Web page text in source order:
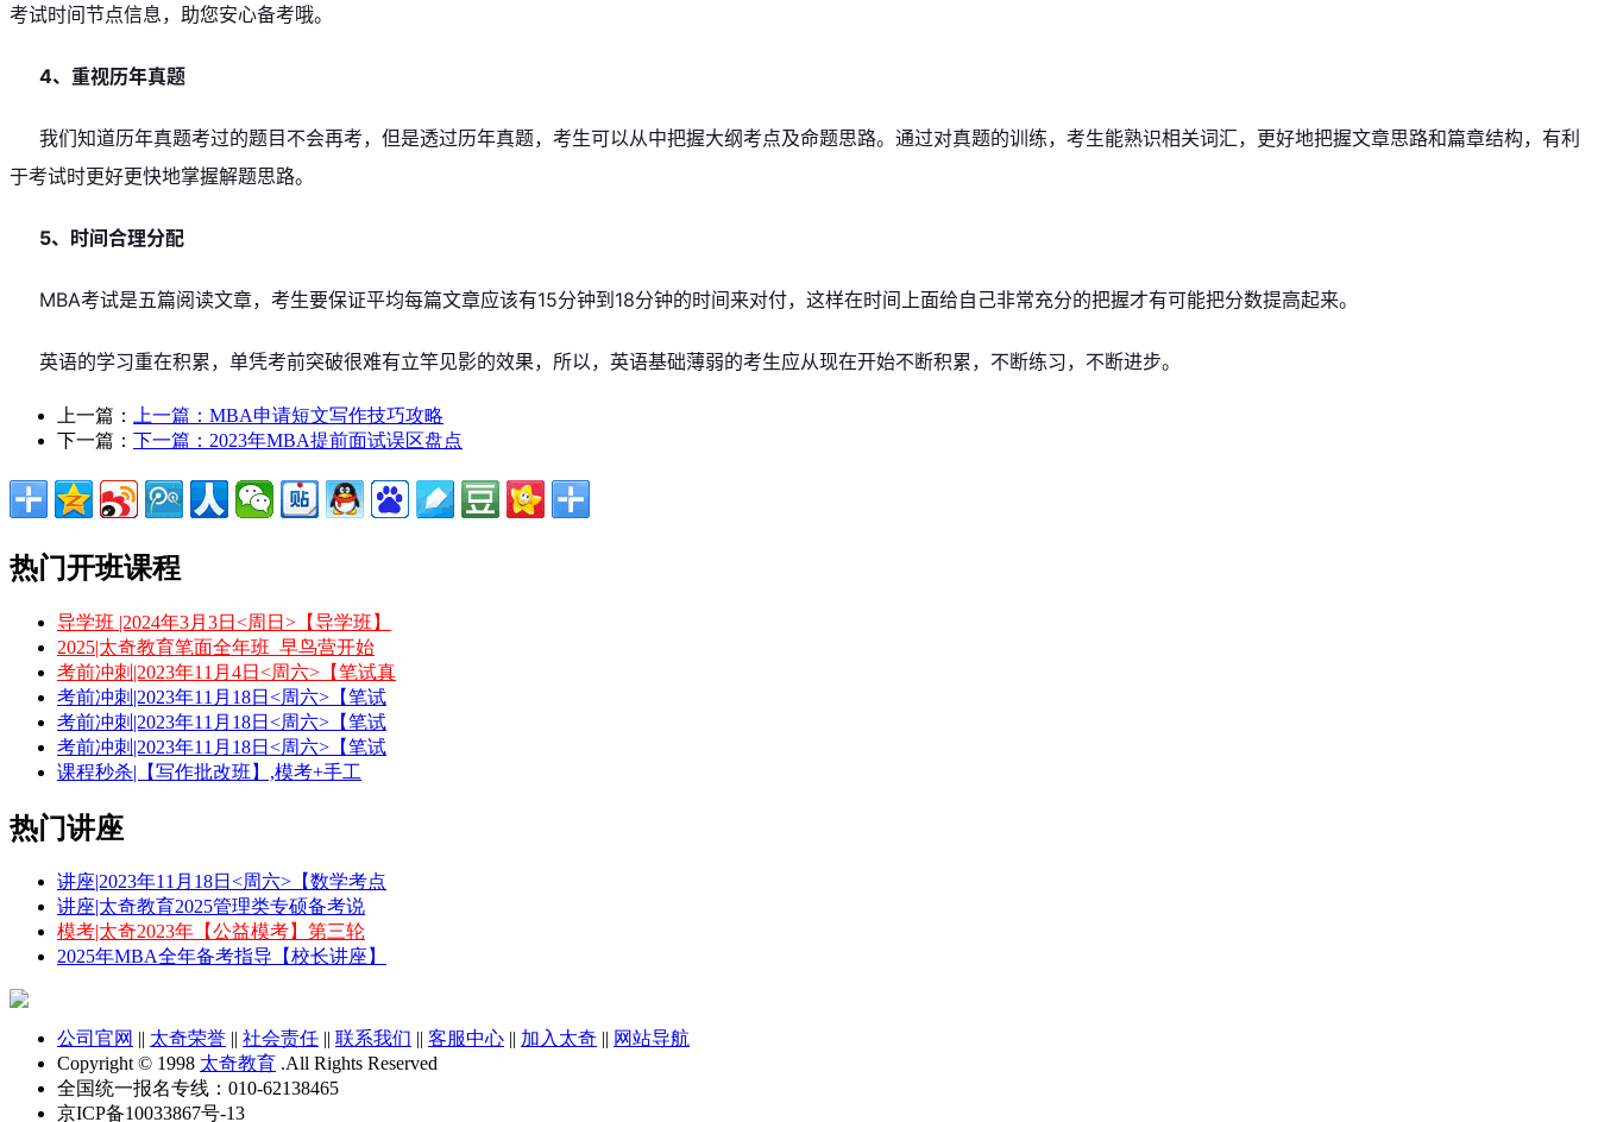
考试时间节点信息，助您安心备考哦。
4、重视历年真题
我们知道历年真题考过的题目不会再考，但是透过历年真题，考生可以从中把握大纲考点及命题思路。通过对真题的训练，考生能熟识相关词汇，更好地把握文章思路和篇章结构，有利
于考试时更好更快地掌握解题思路。
5、时间合理分配
MBA考试是五篇阅读文章，考生要保证平均每篇文章应该有15分钟到18分钟的时间来对付，这样在时间上面给自己非常充分的把握才有可能把分数提高起来。
英语的学习重在积累，单凭考前突破很难有立竿见影的效果，所以，英语基础薄弱的考生应从现在开始不断积累，不断练习，不断进步。
上一篇： 上一篇： MBA申请短文写作技巧攻略
下一篇： 下一篇： 2023年MBA提前面试误区盘点
热门开班课程
导学班 |2024年3月3日<周日>【导学班】
2025|太奇教育笔面全年班_早鸟营开始
考前冲刺|2023年11月4日<周六>【笔试真
考前冲刺|2023年11月18日<周六>【笔试
考前冲刺|2023年11月18日<周六>【笔试
考前冲刺|2023年11月18日<周六>【笔试
课程秒杀|【写作批改班】,模考+手工
热门讲座
讲座|2023年11月18日<周六>【数学考点
讲座|太奇教育2025管理类专硕备考说
模考|太奇2023年【公益模考】第三轮
2025年MBA全年备考指导【校长讲座】
公司官网 太奇荣誉 社会责任 联系我们 客服中心 加入太奇
网站导航
Copyright © 1998 太奇教育 .All Rights Reserved
全国统一报名专线：010-62138465
京ICP备10033867号-13